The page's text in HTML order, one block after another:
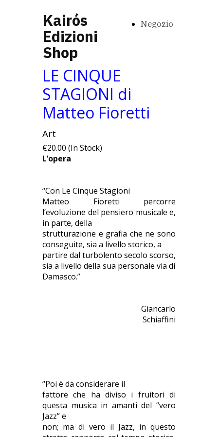
Kairós
Edizioni
Shop
Negozio
LE CINQUE
STAGIONI di
Matteo Fioretti
Art
€20.00 (In Stock)
L’opera
“Con Le Cinque Stagioni
Matteo Fioretti percorre
l’evoluzione del pensiero musicale e,
in parte, della
strutturazione e grafia che ne sono
conseguite, sia a livello storico, a
partire dal turbolento secolo scorso,
sia a livello della sua personale via di
Damasco.”
Giancarlo
Schiaffini
“Poi è da considerare il
fattore che ha diviso i fruitori di
questa musica in amanti del “vero
Jazz” e
non; ma di vero il Jazz, in questo